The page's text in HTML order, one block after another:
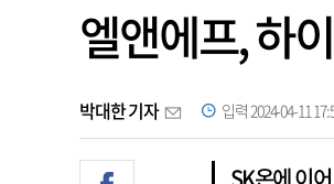
엘앤에프, 하
박대한 기자 입력 2024-04-11